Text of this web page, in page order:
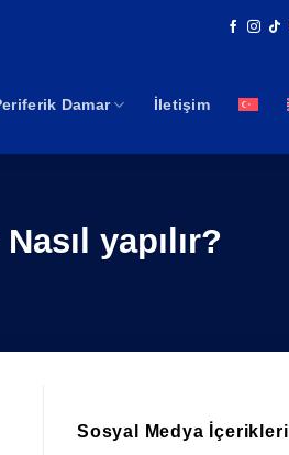
Damar İletişim
yapılır?
Sosyal Medya İçerikleri